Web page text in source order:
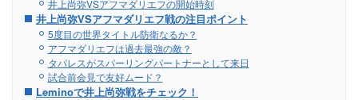
井上尚弥VSアフマダリエフの開始時刻
井上尚弥VSアフマダリエフ戦の注目ポイント
5度目の世界タイトル防衛なるか？
アフマダリエフは過去最強の敵？
タパレスがスパーリングパートナーとして来日
試合前会見で友好ムード？
Leminoで井上尚弥戦をチェック！